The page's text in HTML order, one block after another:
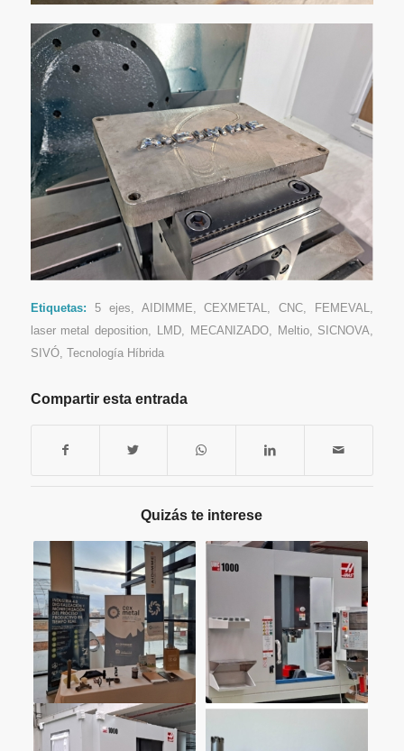
Etiquetas: 5 ejes, AIDIMME,CEXMETAL,CNC, FEMEVAL,
laser metal deposition, LMD, MECANIZADO, Meltio, SICNOVA,
SIVÓ, Tecnología Híbrida
Compartir esta entrada
Quizás te interese